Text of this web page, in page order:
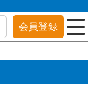
会員登録